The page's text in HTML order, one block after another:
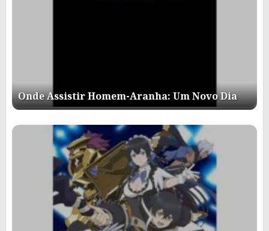
Onde Assistir Homem-Aranha: Um Novo Dia